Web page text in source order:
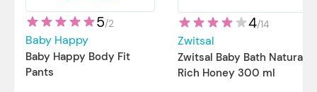
5/2
Baby Happy
Baby Happy Body Fit
Pants
4/14
Zwitsal
Zwitsal Baby Bath Natural
Rich Honey 300 ml